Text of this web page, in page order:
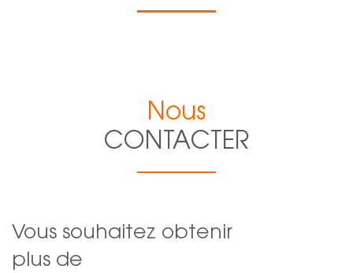
Nous
CONTACTER
Vous souhaitez obtenir
plus de